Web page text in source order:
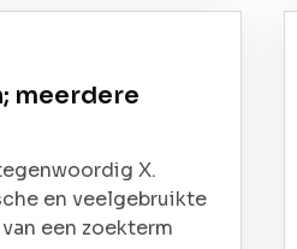
meerdere
X.
en veelgebruikte
een zoekterm